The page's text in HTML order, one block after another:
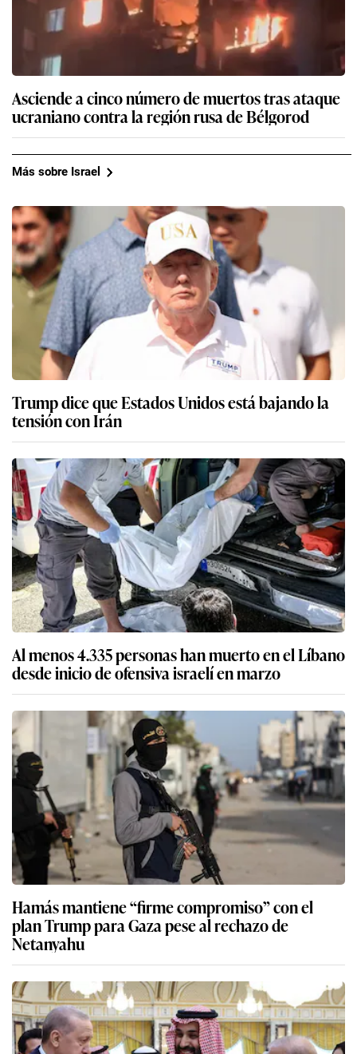
Asciende a cinco número de muertos tras ataque
ucraniano contra la región rusa de Bélgorod
Más sobre Israel
Trump dice que Estados Unidos está bajando la
tensión con Irán
Al menos 4.335 personas han muerto en el Líbano
desde inicio de ofensiva israelí en marzo
Hamás mantiene “firme compromiso” con el
plan Trump para Gaza pese al rechazo de
Netanyahu